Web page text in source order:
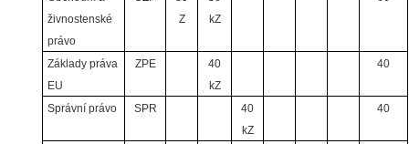
živnostenské
právo
Z
kZ
Základy práva
EU
ZPE
40
kZ
40
Správní právo SPR
40
kZ
40